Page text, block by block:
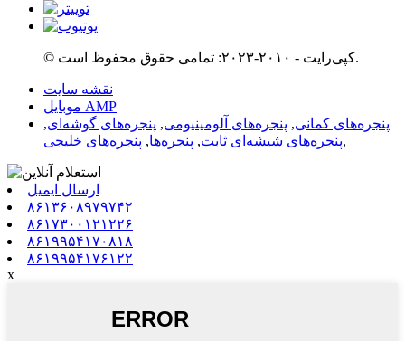
© کپی‌رایت - ۲۰۱۰-۲۰۲۳: تمامی حقوق محفوظ است.
نقشه سایت
موبایل AMP
پنجره‌های کمانی, پنجره‌های آلومینیومی, پنجره‌های گوشه‌ای,
پنجره‌های شیشه‌ای ثابت, پنجره‌ها, پنجره‌های خلیجی ,
ارسال ایمیل
۸۶۱۳۶۰۸۹۷۹۷۴۲
۸۶۱۷۳۰۰۱۲۱۲۲۶
۸۶۱۹۹۵۴۱۷۰۸۱۸
۸۶۱۹۹۵۴۱۷۶۱۲۲
x